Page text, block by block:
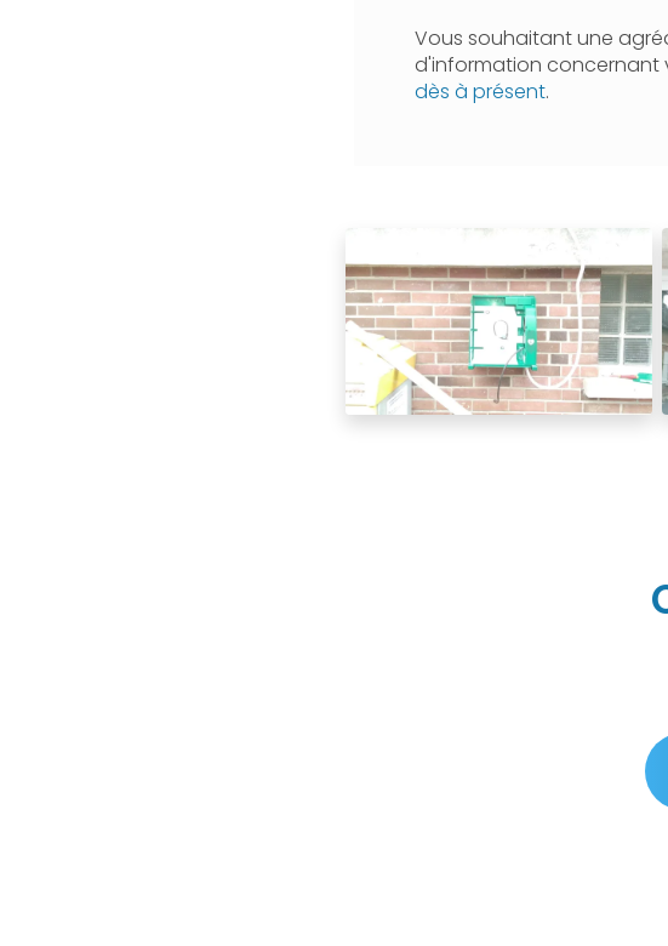
Vous souhaitant une
d'information concernant
dès à présent.